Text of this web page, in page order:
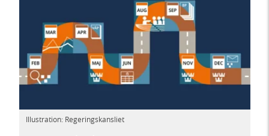
Illustration: Regeringskansliet